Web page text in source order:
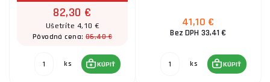
82,30 €
Ušetríte 4,10 €
Pôvodná cena:86,40 €
ks KÚPIŤ
41,10 €
Bez DPH 33,41 €
ks KÚPIŤ